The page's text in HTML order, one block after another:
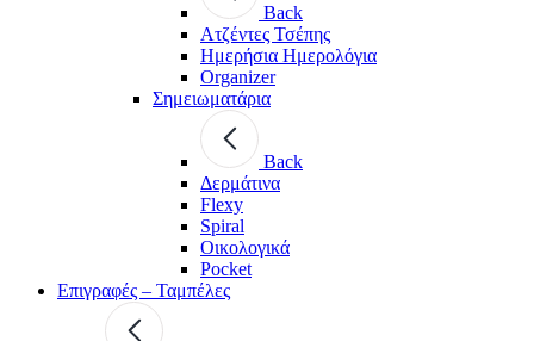
Back
Ατζέντες Τσέπης
Ημερήσια Ημερολόγια
Organizer
Σημειωματάρια
Back
Δερμάτινα
Flexy
Spiral
Οικολογικά
Pocket
Επιγραφές – Ταμπέλες